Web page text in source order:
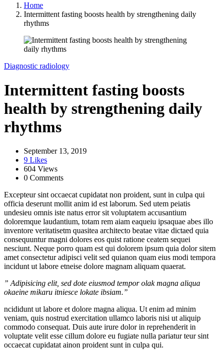
Home
Intermittent fasting boosts health by strengthening daily
rhythms
Diagnostic radiology
Intermittent fasting boosts
health by strengthening daily
rhythms
September 13, 2019
9 Likes
604 Views
0 Comments
Excepteur sint occaecat cupidatat non proident, sunt in culpa qui
officia deserunt mollit anim id est laborum. Sed utem peiatis
undesieu omnis iste natus error sit voluptatem accusantium
doloremque laudantium, totam rem aiam eaqueiu ipsaquae abes illo
inventore veritatisetm quasitea architecto beatae vitae dictaed quia
consequuntur magni dolores eos quist ratione ceatem sequei
nesciunt. Neque porro quam est qui dolorem ipsum quia dolor sitem
amet consectetur adipisci velit sed quianon quam eius modi tempora
incidunt ut labore etneise dolore magnam aliquam quaerat.
” Adipisicing elit, sed dote eiusmod tempor olak magna aliqua
okaeine mikaru itniesce lokate ibsiam.”
ncididunt ut labore et dolore magna aliqua. Ut enim ad minim
veniam, quis nostrud exercitation ullamco laboris nisi ut aliquip
commodo consequat. Duis aute irure dolor in reprehenderit in
voluptate velit esse cillum dolore eu fugiate nulla pariatur teur sint
occaecat cupidatat ainon proident sunt in culpa qui.